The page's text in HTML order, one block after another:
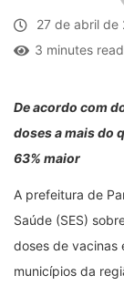
27 de abril de
3 minutes read
De acordo com
doses a mais do
63% maior
A prefeitura de
Saúde (SES)
doses de vacinas
municípios da